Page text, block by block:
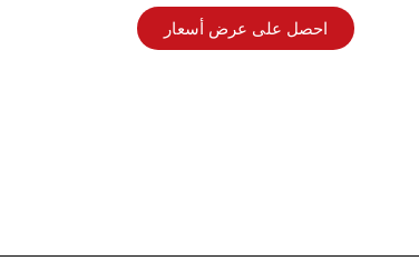
احصل على عرض أسعار